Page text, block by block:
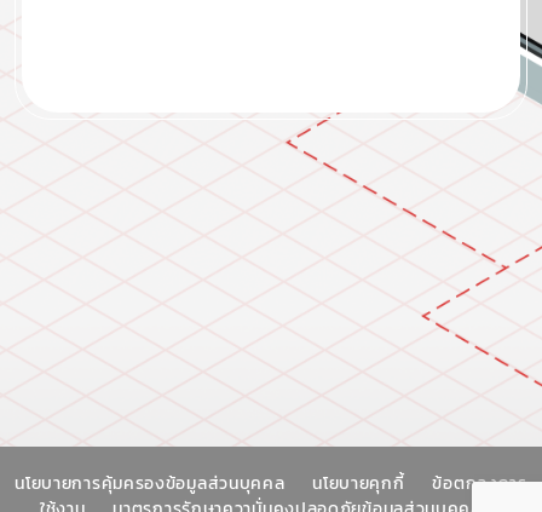
นโยบายการคุ้มครองข้อมูลส่วนบุคคล นโยบายคุกกี้
ข้อตกลงการ